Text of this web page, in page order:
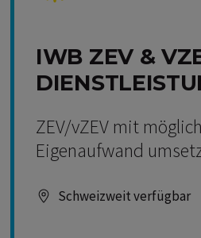
IWB ZEV &
ZEV/vZEV mit
Eigenaufwand
Schweizweit verfügbar